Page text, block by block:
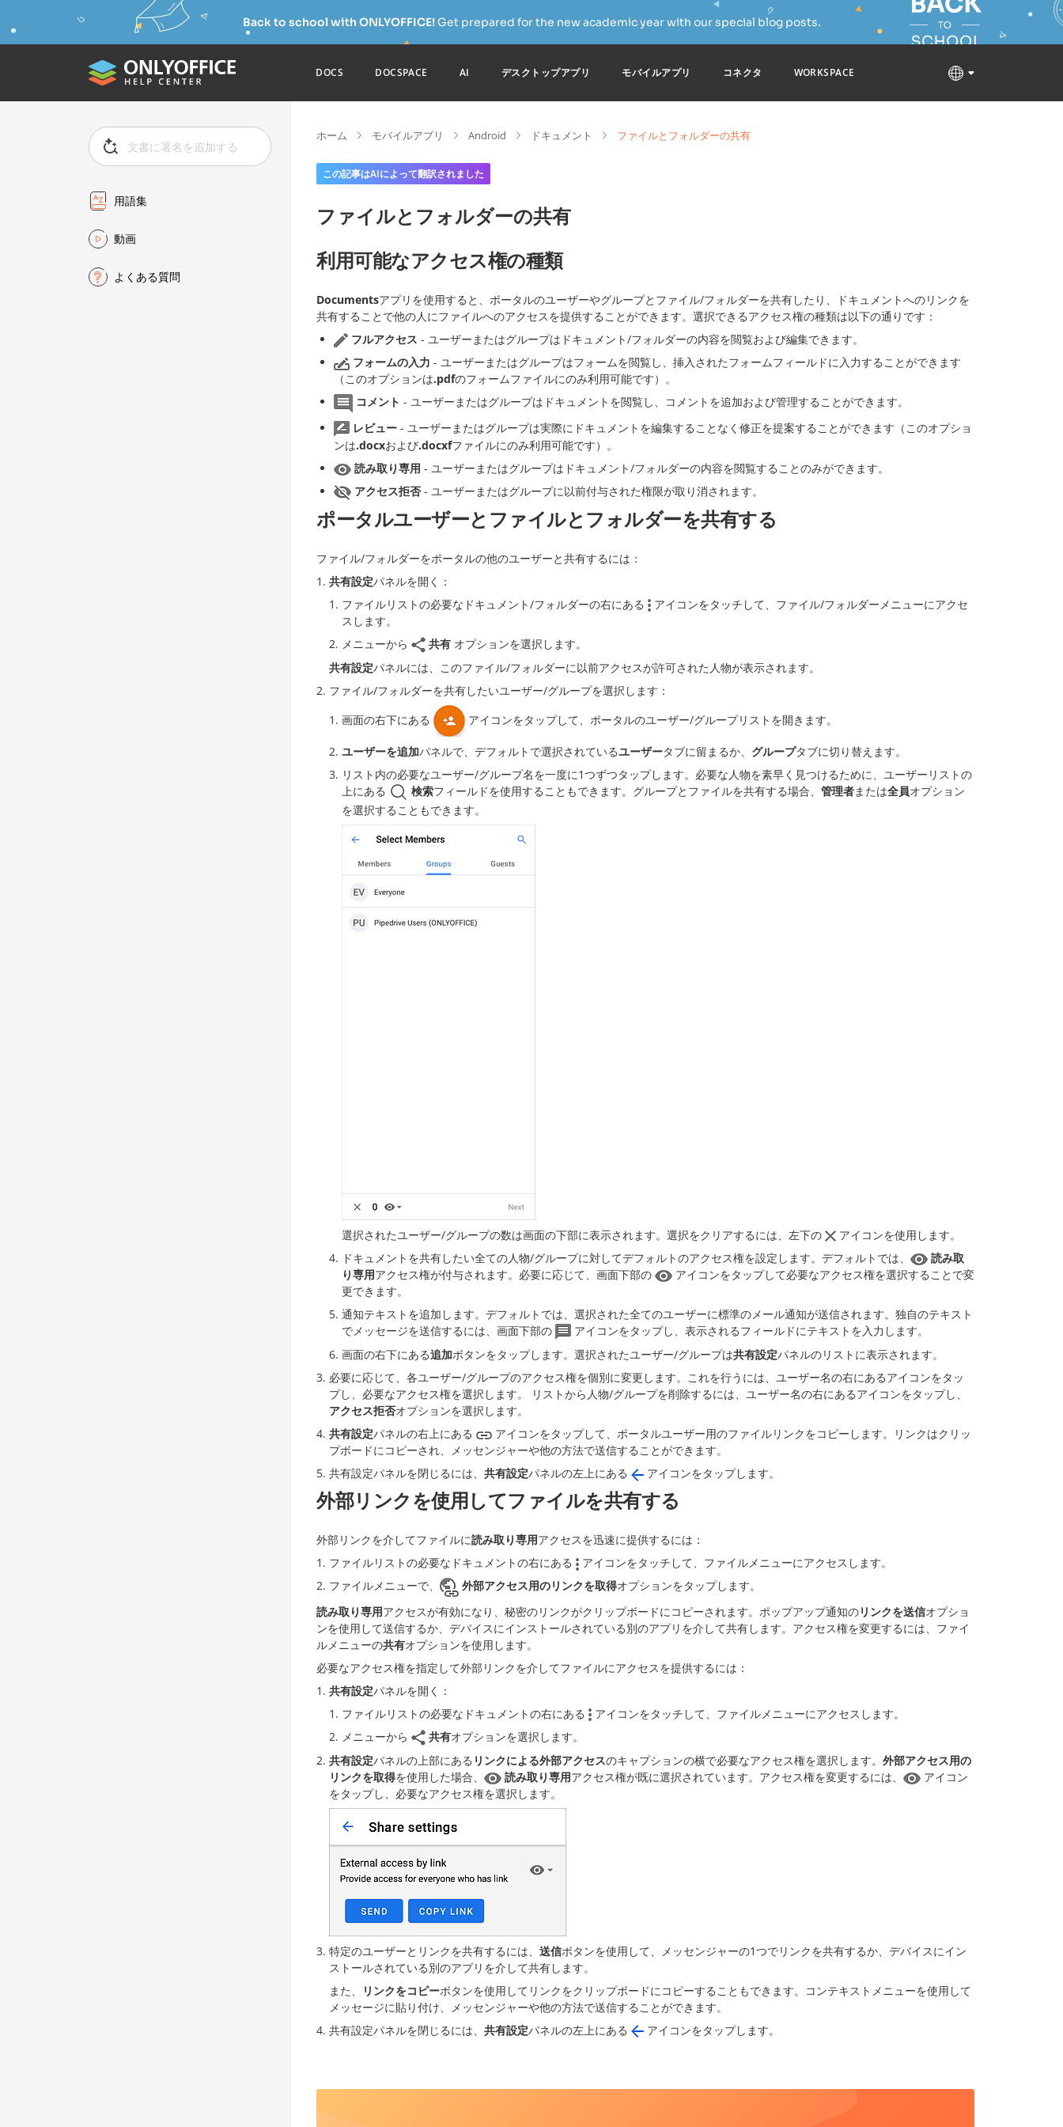
Back to school with ONLYOFFICE!Get prepared for the new academic year with our special blog posts.
DOCS DOCSPACE AI デスクトップアプリ モバイルアプリ コネクタ WORKSPACE
用語集
動画
よくある質問
ホーム モバイルアプリ Android ドキュメント ファイルとフォルダーの共有
この記事はAIによって翻訳されました
ファイルとフォルダーの共有
利用可能なアクセス権の種類
Documentsアプリを使用すると、ポータルのユーザーやグループとファイル/フォルダーを共有したり、ドキュメントへのリンクを
共有することで他の人にファイルへのアクセスを提供することができます。選択できるアクセス権の種類は以下の通りです：
フルアクセス - ユーザーまたはグループはドキュメント/フォルダーの内容を閲覧および編集できます。
フォームの入力 - ユーザーまたはグループはフォームを閲覧し、挿入されたフォームフィールドに入力することができます
（このオプションは.pdfのフォームファイルにのみ利用可能です）。
コメント - ユーザーまたはグループはドキュメントを閲覧し、コメントを追加および管理することができます。
レビュー - ユーザーまたはグループは実際にドキュメントを編集することなく修正を提案することができます（このオプショ
ンは.docxおよび.docxfファイルにのみ利用可能です）。
読み取り専用 - ユーザーまたはグループはドキュメント/フォルダーの内容を閲覧することのみができます。
アクセス拒否- ユーザーまたはグループに以前付与された権限が取り消されます。
ポータルユーザーとファイルとフォルダーを共有する
ファイル/フォルダーをポータルの他のユーザーと共有するには：
共有設定パネルを開く：
ファイルリストの必要なドキュメント/フォルダーの右にある
アイコンをタッチして、ファイル/フォルダーメニューにアクセ
スします。
メニューから
共有 オプションを選択します。
共有設定パネルには、このファイル/フォルダーに以前アクセスが許可された人物が表示されます。
ファイル/フォルダーを共有したいユーザー/グループを選択します：
画面の右下にある
アイコンをタップして、ポータルのユーザー/グループリストを開きます。
ユーザーを追加パネルで、デフォルトで選択されているユーザータブに留まるか、 グループタブに切り替えます。
リスト内の必要なユーザー/グループ名を一度に1つずつタップします。必要な人物を素早く見つけるために、ユーザーリストの
上にある
検索フィールドを使用することもできます。グループとファイルを共有する場合、 管理者または全員オプション
を選択することもできます。
選択されたユーザー/グループの数は画面の下部に表示されます。選択をクリアするには、左下の
アイコンを使用します。
ドキュメントを共有したい全ての人物/グループに対してデフォルトのアクセス権を設定します。デフォルトでは、
読み取
り専用アクセス権が付与されます。必要に応じて、画面下部の
アイコンをタップして必要なアクセス権を選択することで変
更できます。
通知テキストを追加します。デフォルトでは、選択された全てのユーザーに標準のメール通知が送信されます。独自のテキスト
でメッセージを送信するには、画面下部の
アイコンをタップし、表示されるフィールドにテキストを入力します。
画面の右下にある追加ボタンをタップします。選択されたユーザー/グループは共有設定パネルのリストに表示されます。
必要に応じて、各ユーザー/グループのアクセス権を個別に変更します。これを行うには、ユーザー名の右にあるアイコンをタッ
プし、必要なアクセス権を選択します。 リストから人物/グループを削除するには、ユーザー名の右にあるアイコンをタップし、
アクセス拒否オプションを選択します。
共有設定パネルの右上にある
アイコンをタップして、ポータルユーザー用のファイルリンクをコピーします。リンクはクリッ
プボードにコピーされ、メッセンジャーや他の方法で送信することができます。
共有設定パネルを閉じるには、 共有設定パネルの左上にある アイコンをタップします。
外部リンクを使用してファイルを共有する
外部リンクを介してファイルに読み取り専用アクセスを迅速に提供するには：
ファイルリストの必要なドキュメントの右にある
アイコンをタッチして、ファイルメニューにアクセスします。
ファイルメニューで、
外部アクセス用のリンクを取得オプションをタップします。
読み取り専用アクセスが有効になり、秘密のリンクがクリップボードにコピーされます。ポップアップ通知のリンクを送信オプショ
ンを使用して送信するか、デバイスにインストールされている別のアプリを介して共有します。アクセス権を変更するには、ファイ
ルメニューの共有オプションを使用します。
必要なアクセス権を指定して外部リンクを介してファイルにアクセスを提供するには：
共有設定パネルを開く：
ファイルリストの必要なドキュメントの右にある
アイコンをタッチして、ファイルメニューにアクセスします。
メニューから
共有オプションを選択します。
共有設定パネルの上部にある リンクによる外部アクセスのキャプションの横で必要なアクセス権を選択します。 外部アクセス用の
リンクを取得を使用した場合、 読み取り専用アクセス権が既に選択されています。アクセス権を変更するには、
アイコン
をタップし、必要なアクセス権を選択します。
特定のユーザーとリンクを共有するには、 送信ボタンを使用して、メッセンジャーの1つでリンクを共有するか、デバイスにイン
ストールされている別のアプリを介して共有します。
また、
リンクをコピーボタンを使用してリンクをクリップボードにコピーすることもできます。コンテキストメニューを使用して
メッセージに貼り付け、メッセンジャーや他の方法で送信することができます。
共有設定パネルを閉じるには、 共有設定パネルの左上にある アイコンをタップします。